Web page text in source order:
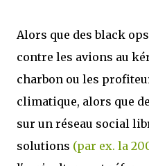
Alors que des black
contre les avions au
charbon ou les
climatique, alors que
sur un réseau social
solutions (par ex. la